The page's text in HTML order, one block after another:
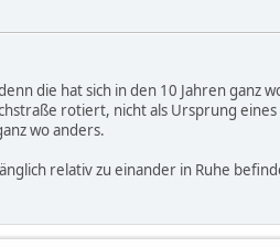
die hat sich in den 10 Jahren ganz
rotiert, nicht als Ursprung
wo anders.
relativ zu einander in Ruhe